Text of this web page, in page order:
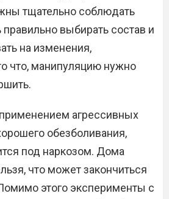
тщательно соблюдать
правильно выбирать состав и
на изменения,
что, манипуляцию нужно
агрессивных
обезболивания,
под наркозом. Дома
что может закончиться
этого эксперименты с